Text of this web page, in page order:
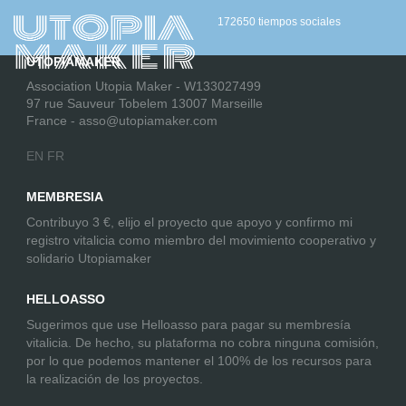
172650 tiempos sociales
UTOPIAMAKER
Association Utopia Maker - W133027499
97 rue Sauveur Tobelem 13007 Marseille
France - asso@utopiamaker.com
EN FR
MEMBRESIA
Contribuyo 3 €, elijo el proyecto que apoyo y confirmo mi
registro vitalicia como miembro del movimiento cooperativo y
solidario Utopiamaker
HELLOASSO
Sugerimos que use Helloasso para pagar su membresía
vitalicia. De hecho, su plataforma no cobra ninguna comisión,
por lo que podemos mantener el 100% de los recursos para
la realización de los proyectos.